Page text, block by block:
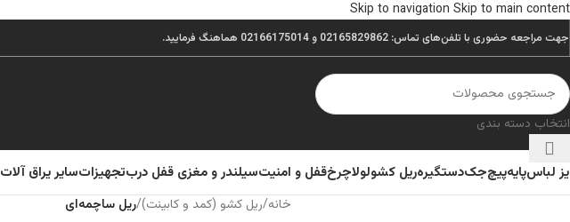
Skip to navigation Skip to main content
جهت مراجعه حضوری با تلفن‌های تماس: 02165829862 و 02166175014 هماهنگ فرمایید.
انتخاب دسته بندی
لباسپایهپیچجکدستگیرهریل کشولولاچرخقفل و امنیتسیلندر و مغزی قفل دربتجهیزاتسایر یراق آلات
خانه/ریل کشو (کمد و کابینت)/ریل ساچمه‌ای